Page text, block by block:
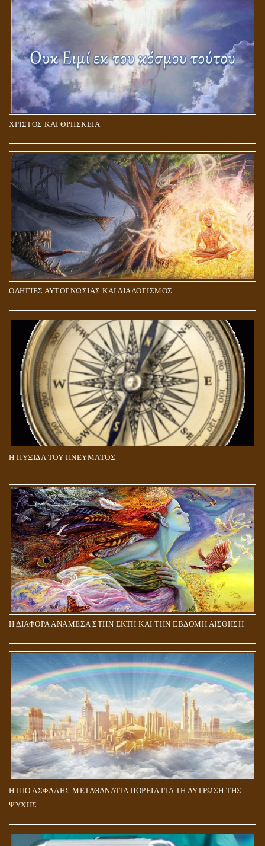
ΧΡΙΣΤΟΣ ΚΑΙ ΘΡΗΣΚΕΙΑ
ΟΔΗΓΙΕΣ ΑΥΤΟΓΝΩΣΙΑΣ ΚΑΙ ΔΙΑΛΟΓΙΣΜΟΣ
Η ΠΥΞΙΔΑ ΤΟΥ ΠΝΕΥΜΑΤΟΣ
Η ΔΙΑΦΟΡΑ ΑΝΑΜΕΣΑ ΣΤΗΝ ΕΚΤΗ ΚΑΙ ΤΗΝ ΕΒΔΟΜΗ ΑΙΣΘΗΣΗ
Η ΠΙΟ ΑΣΦΑΛΗΣ ΜΕΤΑΘΑΝΑΤΙΑ ΠΟΡΕΙΑ ΓΙΑ ΤΗ ΛΥΤΡΩΣΗ ΤΗΣ
ΨΥΧΗΣ
ΠΟΙΟΙ ΕΠΙΛΕΓΟΥΝ ΤΟΝ ΔΡΟΜΟ ΤΗΣ ΑΛΗΘΕΙΑΣ;
5Η ΔΙΑΣΤΑΣΗ ΚΑΙ ΠΝΕΥΜΑΤΙΚΗ ΑΡΠΑΓΗ: ΔΥΟ ΔΙΑΦΟΡΕΤΙΚΕΣ
ΚΑΤΑΣΤΑΣΕΙΣ
ΑΠΟΣΤΟΛΟΣ ΠΑΥΛΟΣ: ΠΕΡΙ ΚΡΙΣΕΩΣ